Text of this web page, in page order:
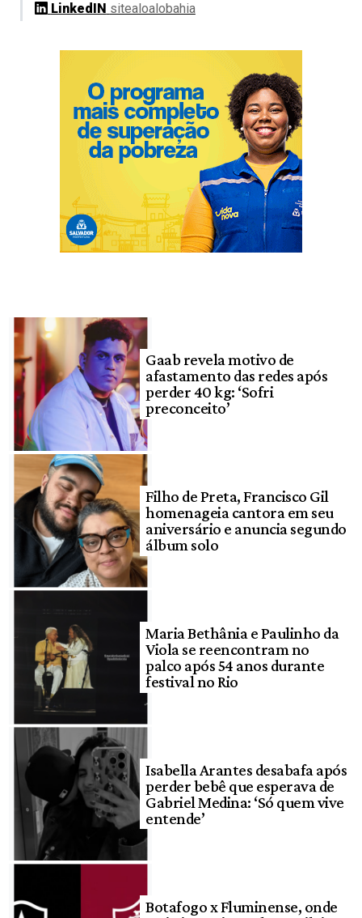
LinkedIN sitealoalobahia
Gaab revela motivo de
afastamento das redes após
perder 40 kg: ‘Sofri
preconceito’
Filho de Preta, Francisco Gil
homenageia cantora em seu
aniversário e anuncia segundo
álbum solo
Maria Bethânia e Paulinho da
Viola se reencontram no
palco após 54 anos durante
festival no Rio
Isabella Arantes desabafa após
perder bebê que esperava de
Gabriel Medina: ‘Só quem vive
entende’
Botafogo x Fluminense, onde